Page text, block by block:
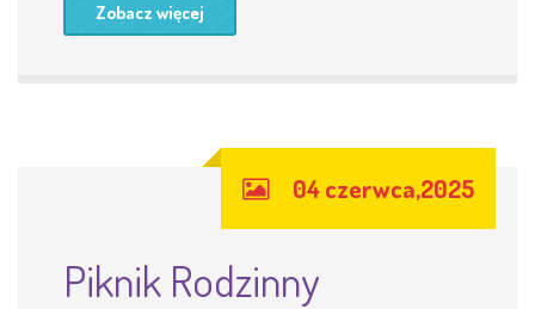
Zobacz więcej
04 czerwca,2025
Piknik Rodzinny